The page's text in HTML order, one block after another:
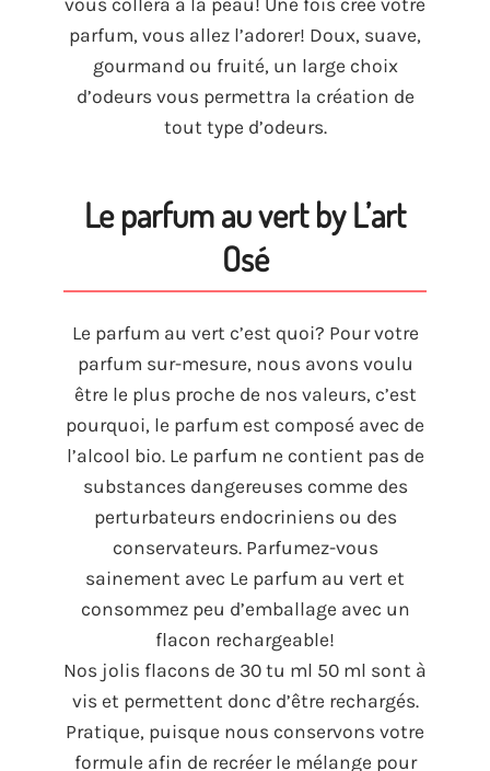
parfum, vous allez l’adorer! Doux, suave,
gourmand ou fruité, un large choix
d’odeurs vous permettra la création de
tout type d’odeurs.
Le parfum au vert by L’art
Osé
Le parfum au vert c’est quoi? Pour votre
parfum sur-mesure, nous avons voulu
être le plus proche de nos valeurs, c’est
pourquoi, le parfum est composé avec de
l’alcool bio. Le parfum ne contient pas de
substances dangereuses comme des
perturbateurs endocriniens ou des
conservateurs. Parfumez-vous
sainement avec Le parfum au vert et
consommez peu d’emballage avec un
flacon rechargeable!
Nos jolis flacons de 30 tu ml 50 ml sont à
vis et permettent donc d’être rechargés.
Pratique, puisque nous conservons votre
formule afin de recréer le mélange pour